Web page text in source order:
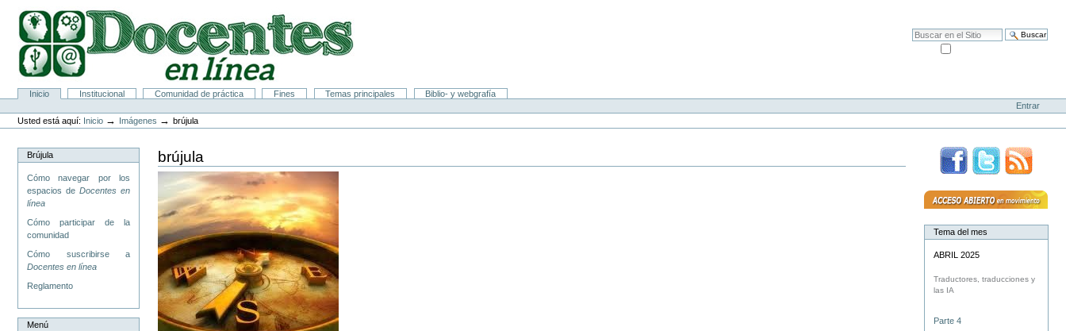
contenido.
Saltar
Buscar
Secciones
Inicio Institucional Comunidad de práctica Fines Temas principales
Biblio- y webgrafía
Personales
Entrar
Usted está aquí: Inicio → Imágenes →brújula
Brújula
Cómo navegar por los
espacios deDocentes en
línea
Cómo participar de la
comunidad
Cómo suscribirse a
Docentes en línea
Reglamento
Menú
brújula
Tema del mes
ABRIL 2025
Traductores, traducciones y
las IA
Parte 4